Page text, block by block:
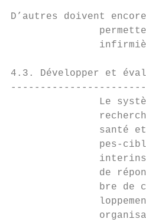
D’autres doivent
4.3. Développer et
Le
santé
pes-
de
bre de